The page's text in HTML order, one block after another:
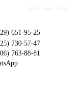
651-95-25
730-57-47
763-88-81